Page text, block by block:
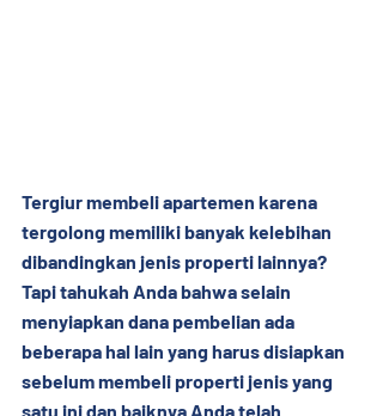
Tergiur membeli apartemen karena
tergolong memiliki banyak kelebihan
dibandingkan jenis properti lainnya?
Tapi tahukah Anda bahwa selain
menyiapkan dana pembelian ada
beberapa hal lain yang harus disiapkan
sebelum membeli properti jenis yang
satu ini dan baiknya Anda telah